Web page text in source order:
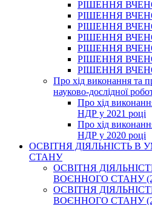
РІШЕННЯ
РІШЕННЯ
РІШЕННЯ
РІШЕННЯ
РІШЕННЯ
РІШЕННЯ
РІШЕННЯ
Про хід виконання та
науково-дослідної
Про хід
НДР у 2021 році
Про хід
НДР у 2020 році
ОСВІТНЯ ДІЯЛЬНІСТЬ
СТАНУ
ОСВІТНЯ
ВОЄННОГО СТАНУ
ОСВІТНЯ
ВОЄННОГО СТАНУ